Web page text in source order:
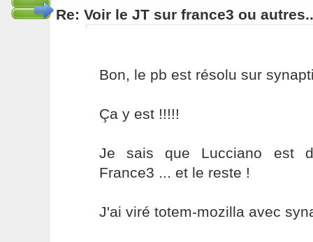
Re: Voir le JT sur france3 ou
Bon, le pb est résolu sur
Ça y est !!!!!
Je sais que Lucciano est
France3 ... et le reste !
J'ai viré totem-mozilla avec